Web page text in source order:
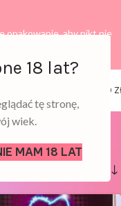
18 lat?
tę stronę,
wiek.
MAM 18 LAT
opakowanie, aby nikt nie
0,00